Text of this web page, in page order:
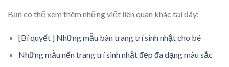
Bạn có thể xem thêm những viết liên quan khác tại đây:
[Bí quyết ] Những mẫu bàn trang trí sinh nhật cho bé
Những mẫu nến trang trí sinh nhật đẹp đa dạng màu sắc